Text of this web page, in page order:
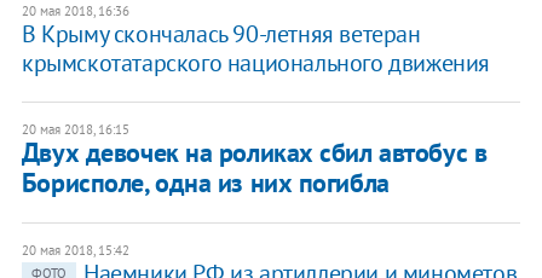
20 мая 2018, 16:36
В Крыму скончалась 90-летняя ветеран
крымскотатарского национального движения
20 мая 2018, 16:15
Двух девочек на роликах сбил автобус в
Борисполе, одна из них погибла
20 мая 2018, 15:42
ФОТО